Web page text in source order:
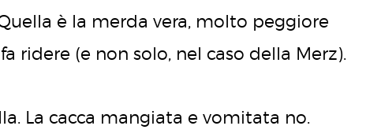
è la merda vera, molto peggiore
ridere (e non solo, nel caso della Merz).
La cacca mangiata e vomitata no.